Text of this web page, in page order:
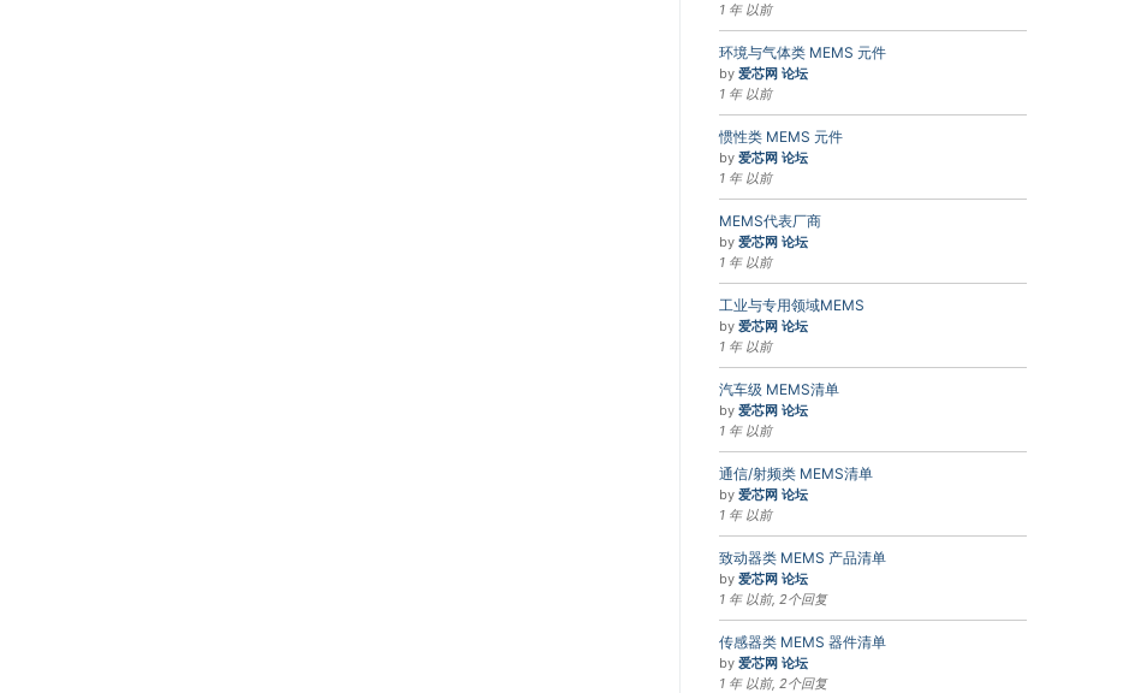
1 年 以前
环境与气体类 MEMS 元件
by 爱芯网 论坛
1 年 以前
惯性类 MEMS 元件
by 爱芯网 论坛
1 年 以前
MEMS代表厂商
by 爱芯网 论坛
1 年 以前
工业与专用领域MEMS
by 爱芯网 论坛
1 年 以前
汽车级 MEMS清单
by 爱芯网 论坛
1 年 以前
通信/射频类 MEMS清单
by 爱芯网 论坛
1 年 以前
致动器类 MEMS 产品清单
by 爱芯网 论坛
1 年 以前, 2个回复
传感器类 MEMS 器件清单
by 爱芯网 论坛
1 年 以前, 2个回复